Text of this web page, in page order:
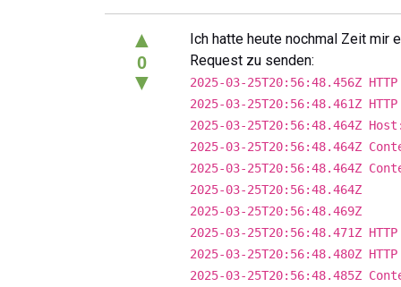
▲
0
▼
Ich hatte heute nochmal Zeit mir
Request zu senden:
2025-03-25T20:56:48.456Z
2025-03-25T20:56:48.461Z
2025-03-25T20:56:48.464Z
2025-03-25T20:56:48.464Z
2025-03-25T20:56:48.464Z
2025-03-25T20:56:48.464Z
2025-03-25T20:56:48.469Z
2025-03-25T20:56:48.471Z
2025-03-25T20:56:48.480Z
2025-03-25T20:56:48.485Z